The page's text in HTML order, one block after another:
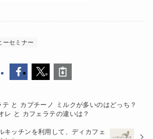
ーセミナー
テ と カプチーノ ミルクが多いのはどっち？
レ と カフェラテの違いは？
キッチンを利用して、ディカフェ